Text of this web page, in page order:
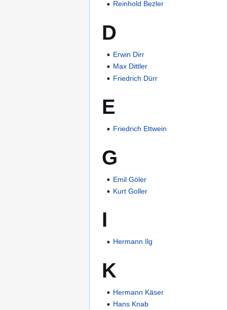
Reinhold Bezler
D
Erwin Dirr
Max Dittler
Friedrich Dürr
E
Friedrich Ettwein
G
Emil Göler
Kurt Goller
I
Hermann Ilg
K
Hermann Käser
Hans Knab